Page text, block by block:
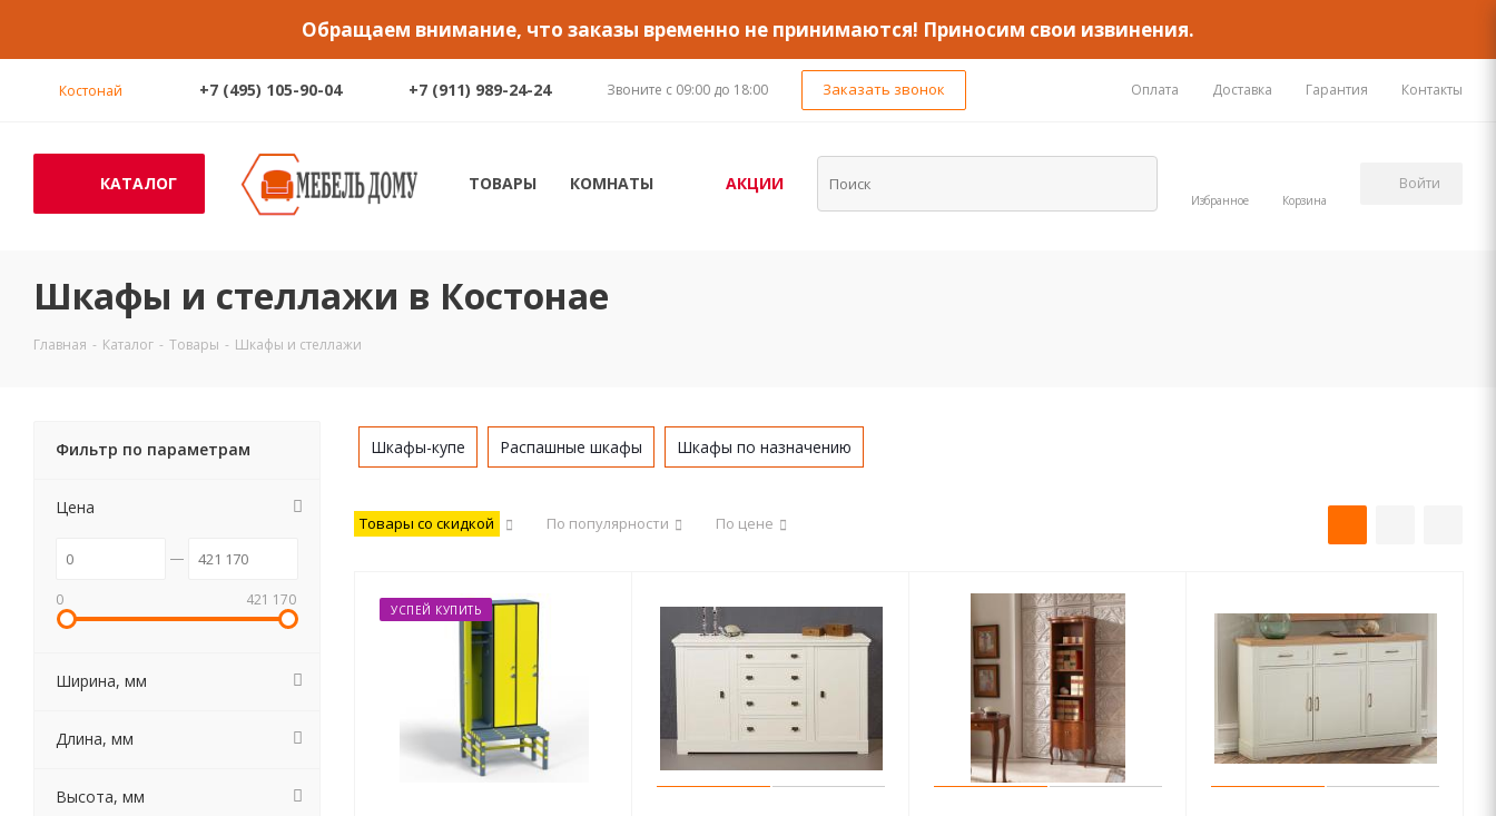
Обращаем внимание, что заказы временно не принимаются! Приносим свои извинения.
Костонай +7 (495) 105-90-04 +7 (911) 989-24-24 Звоните с 09:00 до 18:00 Заказать звонок Оплата Доставка Гарантия Контакты
КАТАЛОГ ТОВАРЫ КОМНАТЫ АКЦИИ
Избранное Корзина
Войти
Шкафы и стеллажи в Костонае
Главная - Каталог - Товары - Шкафы и стеллажи
Шкафы-купе Распашные шкафы Шкафы по назначению
Товары со скидкой По популярности По цене
УСПЕЙ КУПИТЬ
Фильтр по параметрам
Цена
0 421 170
Ширина, мм
Длина, мм
Высота, мм